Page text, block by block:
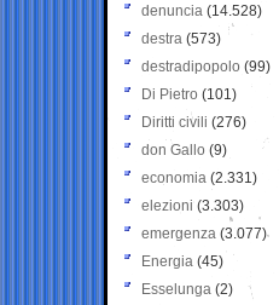
denuncia (14.528)
destra (573)
destradipopolo (99)
Di Pietro (101)
Diritti civili (276)
don Gallo (9)
economia (2.331)
elezioni (3.303)
emergenza (3.077)
Energia (45)
Esselunga (2)